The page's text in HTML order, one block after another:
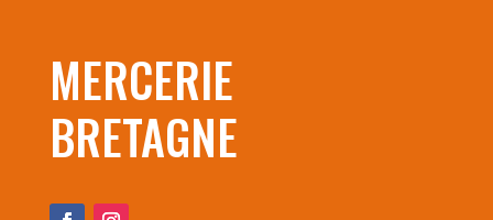
MERCERIE
BRETAGNE